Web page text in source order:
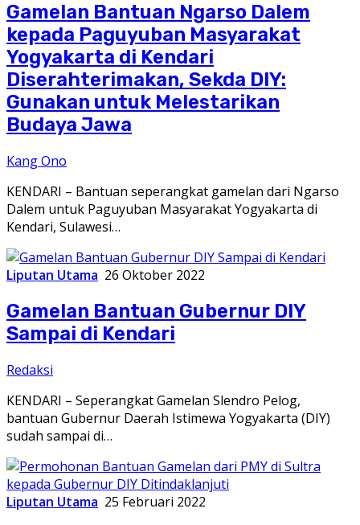
Gamelan Bantuan Ngarso Dalem
kepada Paguyuban Masyarakat
Yogyakarta di Kendari
Diserahterimakan, Sekda DIY:
Gunakan untuk Melestarikan
Budaya Jawa
Kang Ono
KENDARI – Bantuan seperangkat gamelan dari Ngarso
Dalem untuk Paguyuban Masyarakat Yogyakarta di
Kendari, Sulawesi…
Liputan Utama 26 Oktober 2022
Gamelan Bantuan Gubernur DIY
Sampai di Kendari
Redaksi
KENDARI – Seperangkat Gamelan Slendro Pelog,
bantuan Gubernur Daerah Istimewa Yogyakarta (DIY)
sudah sampai di…
Liputan Utama 25 Februari 2022